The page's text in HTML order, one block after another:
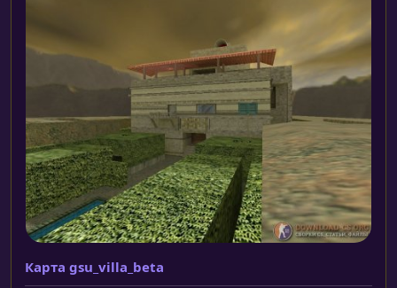
Карта gsu_villa_beta